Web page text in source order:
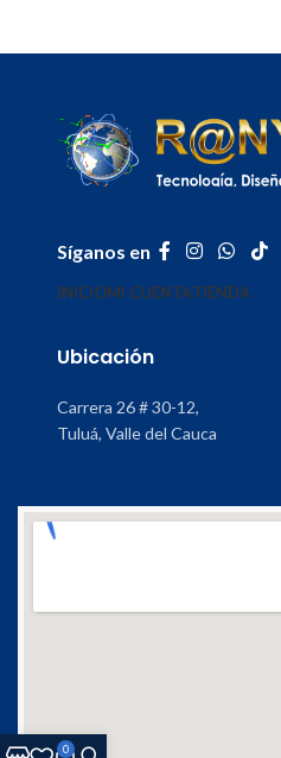
Síganos en
INICIOMI CUENTATIENDA
Ubicación
Carrera 26 # 30-12,
Tuluá, Valle del Cauca
0